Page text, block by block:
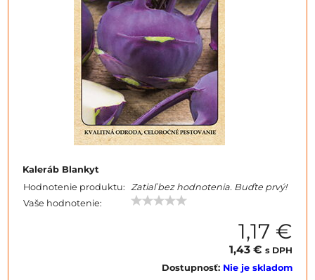
Kaleráb Blankyt
Hodnotenie produktu: Zatiaľ bez hodnotenia. Buďte prvý!
Vaše hodnotenie:
1,17 €
1,43 € s DPH
Dostupnosť: Nie je skladom